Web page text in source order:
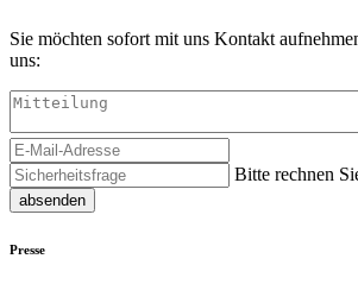
Sie möchten sofort mit uns Kontakt
uns:
Bitte rechnen
absenden
Presse